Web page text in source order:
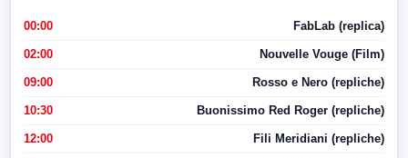
00:00 FabLab (replica)
02:00 Nouvelle Vouge (Film)
09:00 Rosso e Nero (repliche)
10:30 Buonissimo Red Roger (repliche)
12:00 Fili Meridiani (repliche)